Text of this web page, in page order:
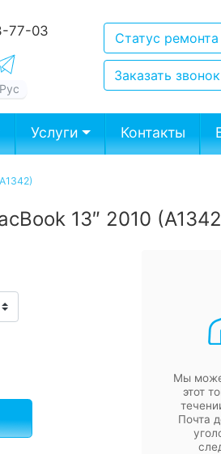
77-03
Рус
Статус ремонта
Заказать звонок
Услуги Контакты
13″ 2010
Мы
этот
Почта